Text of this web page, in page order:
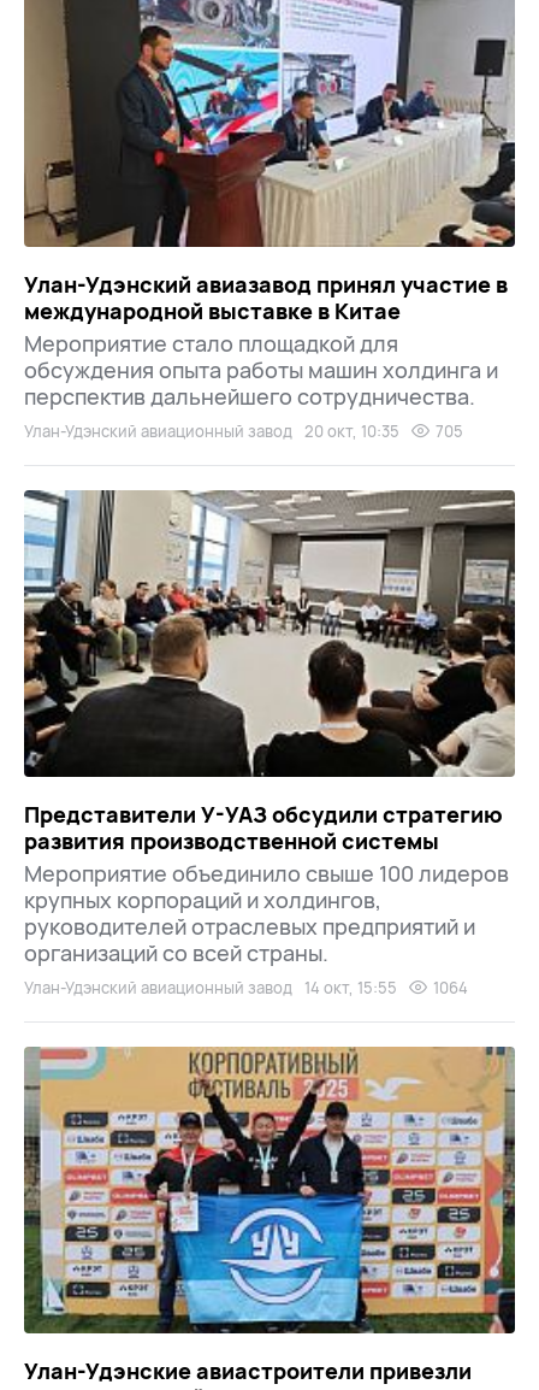
Улан-Удэнский авиазавод принял участие в
международной выставке в Китае
Мероприятие стало площадкой для
обсуждения опыта работы машин холдинга и
перспектив дальнейшего сотрудничества.
Улан-Удэнский авиационный завод 20 окт, 10:35 705
Представители У-УАЗ обсудили стратегию
развития производственной системы
Мероприятие объединило свыше 100 лидеров
крупных корпораций и холдингов,
руководителей отраслевых предприятий и
организаций со всей страны.
Улан-Удэнский авиационный завод 14 окт, 15:55 1064
Улан-Удэнские авиастроители привезли